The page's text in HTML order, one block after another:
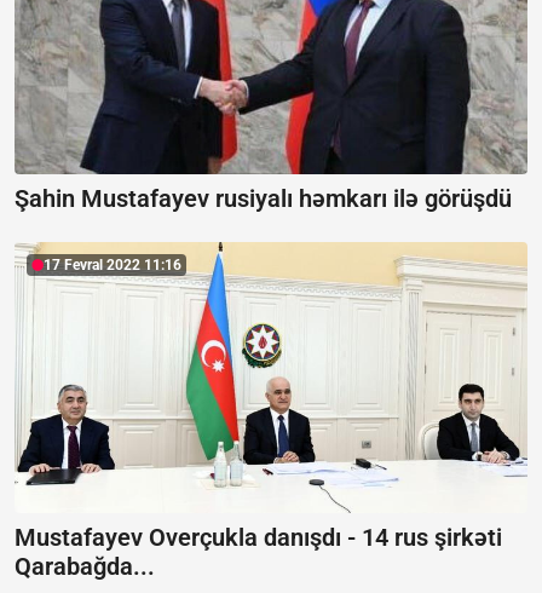
Şahin Mustafayev rusiyalı həmkarı ilə görüşdü
17 Fevral 2022 11:16
Mustafayev Overçukla danışdı - 14 rus şirkəti
Qarabağda...